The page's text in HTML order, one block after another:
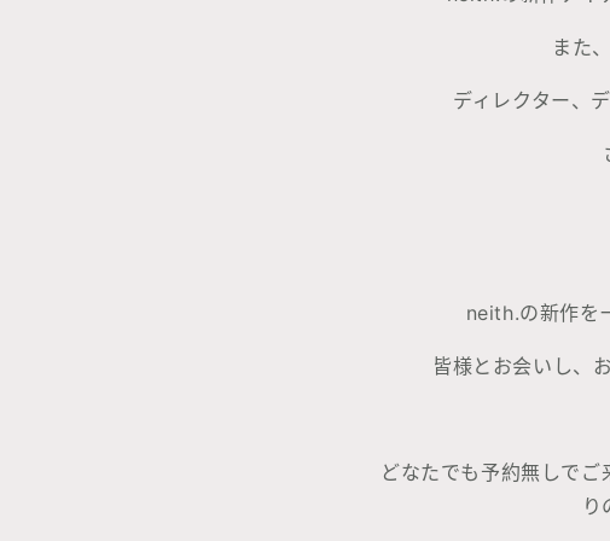
また
ディレクター、
neith.の新作を
皆様とお会いし、
どなたでも予約無しで
り